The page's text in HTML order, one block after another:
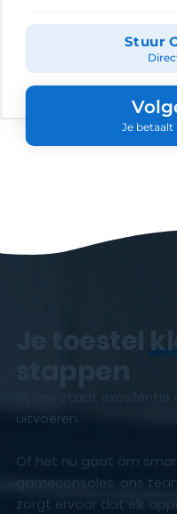
Stuur
Je betaalt
uitvoeren.
Of het nu gaat om
gameconsoles, ons
zorgt ervoor dat elk